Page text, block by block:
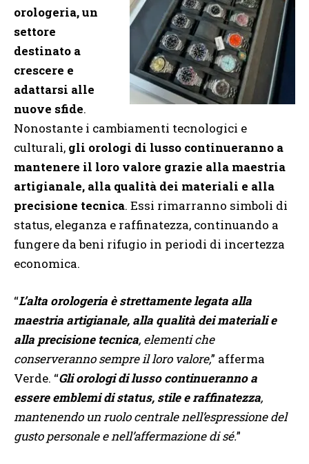
orologeria, un
settore
destinato a
crescere e
adattarsi alle
nuove sfide.
Nonostante i cambiamenti tecnologici e
culturali, gli orologi di lusso continueranno a
mantenere il loro valore grazie alla maestria
artigianale, alla qualità dei materiali e alla
precisione tecnica. Essi rimarranno simboli di
status, eleganza e raffinatezza, continuando a
fungere da beni rifugio in periodi di incertezza
economica.
“L’alta orologeria è strettamente legata alla
maestria artigianale, alla qualità dei materiali e
alla precisione tecnica, elementi che
conserveranno sempre il loro valore,” afferma
Verde. “Gli orologi di lusso continueranno a
essere emblemi di status, stile e raffinatezza,
mantenendo un ruolo centrale nell’espressione del
gusto personale e nell’affermazione di sé.”